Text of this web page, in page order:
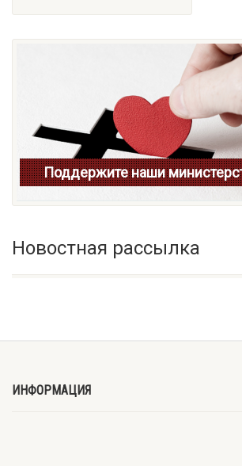
Поддержите наши
Новостная рассылка
ИНФОРМАЦИЯ